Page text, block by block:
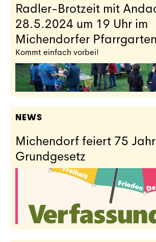
Radler-Brotzeit mit
28.5.2024 um 19 Uhr im
Michendorfer Pfarrgarten
Kommt einfach vorbei!
NEWS
Michendorf feiert 75
Grundgesetz